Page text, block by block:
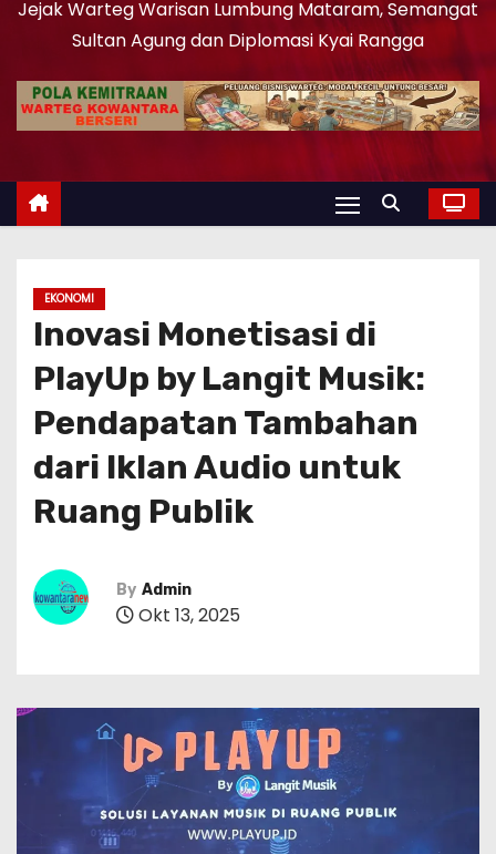
Jejak Warteg Warisan Lumbung Mataram, Semangat
Sultan Agung dan Diplomasi Kyai Rangga
EKONOMI
Inovasi Monetisasi di
PlayUp by Langit Musik:
Pendapatan Tambahan
dari Iklan Audio untuk
Ruang Publik
By Admin
Okt 13, 2025